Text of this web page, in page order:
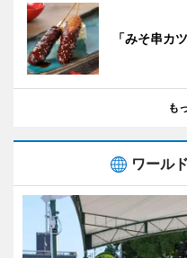
「みそ串カツ
も
ワール